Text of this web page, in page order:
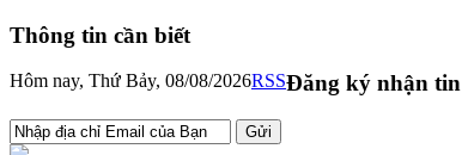
Thông tin cần biết
Hôm nay, Thứ Bảy, 08/08/2026RSSĐăng ký nhận tin